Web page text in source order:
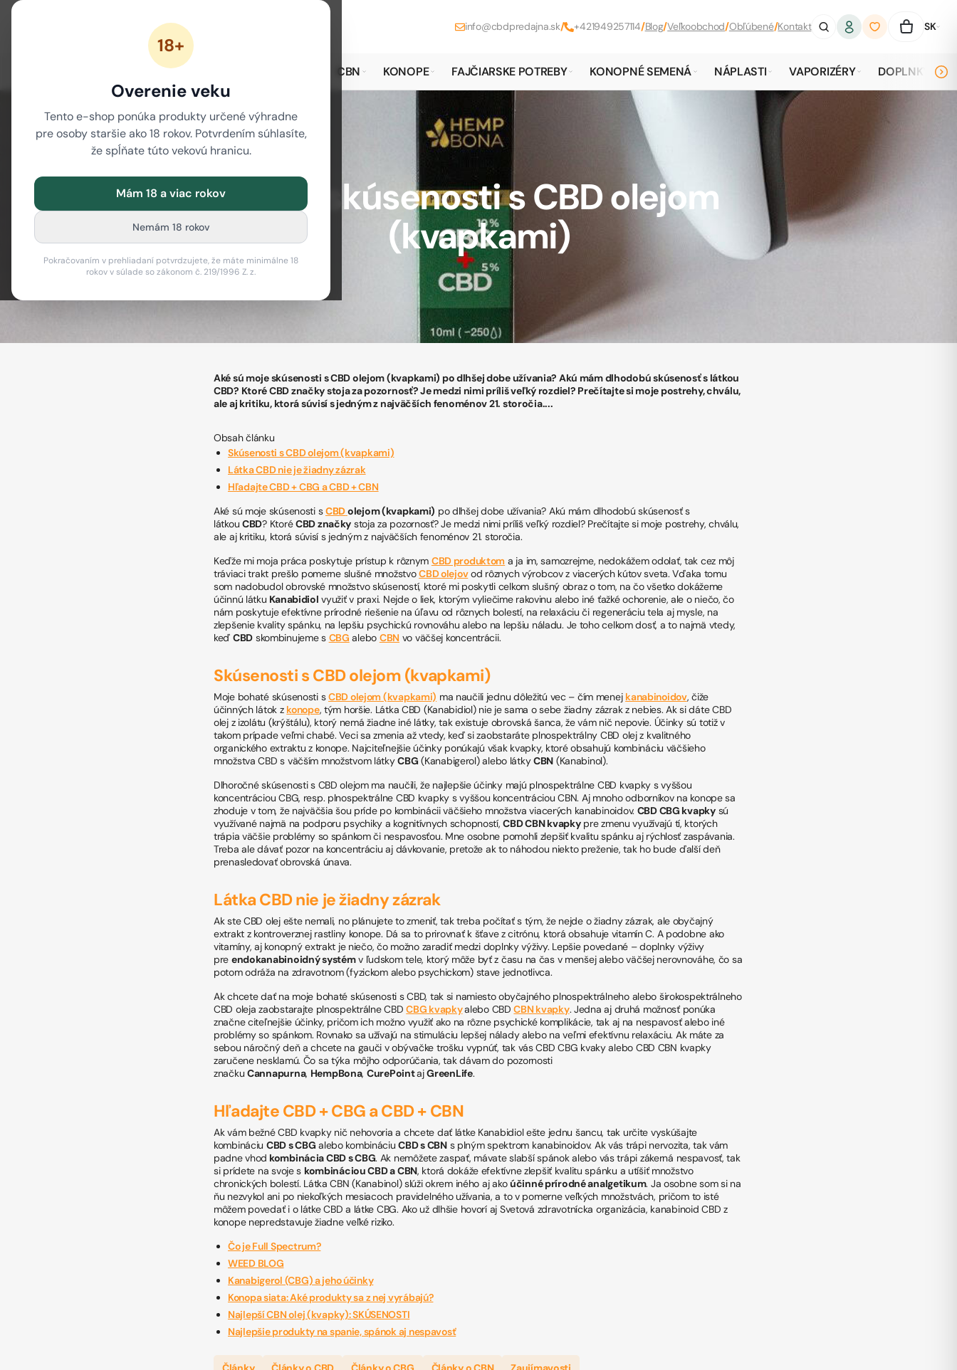
18+
Overenie veku
Tento e-shop ponúka produkty určené výhradne
pre osoby staršie ako 18 rokov. Potvrdením súhlasíte,
že spĺňate túto vekovú hranicu.
Mám 18 a viac rokov
Nemám 18 rokov
Pokračovaním v prehliadaní potvrdzujete, že máte minimálne 18
rokov v súlade so zákonom č. 219/1996 Z. z.
info@cbdpredajna.sk/ +421949257114/Blog/Veľkoobchod/Obľúbené/Kontakt SK
NOVÉ CANNABINOIDY CBN KONOPE FAJČIARSKE POTREBY KONOPNÉ SEMENÁ NÁPLASTI VAPORIZÉRY DOPLNKY
Moje skúsenosti s CBD olejom
(kvapkami)
Aké sú moje skúsenosti s CBD olejom (kvapkami) po dlhšej dobe užívania? Akú mám dlhodobú skúsenosť s látkou
CBD? Ktoré CBD značky stoja za pozornosť? Je medzi nimi príliš veľký rozdiel? Prečítajte si moje postrehy, chválu,
ale aj kritiku, ktorá súvisí s jedným z najväčších fenoménov 21. storočia....
Obsah článku
Skúsenosti s CBD olejom (kvapkami)
Látka CBD nie je žiadny zázrak
Hľadajte CBD + CBG a CBD + CBN
Aké sú moje skúsenosti sCBDolejom (kvapkami) po dlhšej dobe užívania? Akú mám dlhodobú skúsenosť s
látkouCBD? KtoréCBD značky stoja za pozornosť? Je medzi nimi príliš veľký rozdiel? Prečítajte si moje postrehy, chválu,
ale aj kritiku, ktorá súvisí s jedným z najväčších fenoménov 21. storočia.
Keďže mi moja práca poskytuje prístup k rôznym CBD produktom a ja im, samozrejme, nedokážem odolať, tak cez môj
tráviaci trakt prešlo pomerne slušné množstvoCBD olejovod rôznych výrobcov z viacerých kútov sveta. Vďaka tomu
som nadobudol obrovské množstvo skúseností, ktoré mi poskytli celkom slušný obraz o tom, na čo všetko dokážeme
účinnú látku Kanabidiol využiť v praxi. Nejde o liek, ktorým vyliečime rakovinu alebo iné ťažké ochorenie, ale o niečo, čo
nám poskytuje efektívne prírodné riešenie na úľavu od rôznych bolestí, na relaxáciu či regeneráciu tela aj mysle, na
zlepšenie kvality spánku, na lepšiu psychickú rovnováhu alebo na lepšiu náladu. Je toho celkom dosť, a to najmä vtedy,
keď CBD skombinujeme s CBG alebo CBN vo väčšej koncentrácii.
Skúsenosti s CBD olejom (kvapkami)
Moje bohaté skúsenosti sCBD olejom (kvapkami) ma naučili jednu dôležitú vec – čím menej kanabinoidov, čiže
účinných látok z konope, tým horšie. Látka CBD (Kanabidiol) nie je sama o sebe žiadny zázrak z nebies. Ak si dáte CBD
olej z izolátu (krýštálu), ktorý nemá žiadne iné látky, tak existuje obrovská šanca, že vám nič nepovie. Účinky sú totiž v
takom prípade veľmi chabé. Veci sa zmenia až vtedy, keď si zaobstaráte plnospektrálny CBD olej z kvalitného
organického extraktu z konope. Najciteľnejšie účinky ponúkajú však kvapky, ktoré obsahujú kombináciu väčšieho
množstva CBD s väčším množstvom látkyCBG (Kanabigerol) alebo látkyCBN (Kanabinol).
Dlhoročné skúsenosti s CBD olejom ma naučili, že najlepšie účinky majú plnospektrálne CBD kvapky s vyššou
koncentráciou CBG, resp. plnospektrálne CBD kvapky s vyššou koncentráciou CBN. Aj mnoho odborníkov na konope sa
zhoduje v tom, že najväčšia šou príde po kombinácii väčšieho množstva viacerých kanabinoidov. CBD CBG kvapkysú
využívané najmä na podporu psychiky a kognitívnych schopností,CBD CBN kvapkypre zmenu využívajú tí, ktorých
trápia väčšie problémy so spánkom či nespavosťou. Mne osobne pomohli zlepšiť kvalitu spánku aj rýchlosť zaspávania.
Treba ale dávať pozor na koncentráciu aj dávkovanie, pretože ak to náhodou niekto preženie, tak ho bude ďalší deň
prenasledovať obrovská únava.
Látka CBD nie je žiadny zázrak
Ak ste CBD olej ešte nemali, no plánujete to zmeniť, tak treba počítať s tým, že nejde o žiadny zázrak, ale obyčajný
extrakt z kontroverznej rastliny konope. Dá sa to prirovnať k šťave z citrónu, ktorá obsahuje vitamín C. A podobne ako
vitamíny, aj konopný extrakt je niečo, čo možno zaradiť medzi doplnky výživy. Lepšie povedané – doplnky výživy
pre endokanabinoidný systémv ľudskom tele, ktorý môže byť z času na čas v menšej alebo väčšej nerovnováhe, čo sa
potom odráža na zdravotnom (fyzickom alebo psychickom) stave jednotlivca.
Ak chcete dať na moje bohaté skúsenosti s CBD, tak si namiesto obyčajného plnospektrálneho alebo širokospektrálneho
CBD oleja zaobstarajte plnospektrálne CBDCBG kvapkyalebo CBDCBN kvapky. Jedna aj druhá možnosť ponúka
značne citeľnejšie účinky, pričom ich možno využiť ako na rôzne psychické komplikácie, tak aj na nespavosť alebo iné
problémy so spánkom. Rovnako sa užívajú na stimuláciu lepšej nálady alebo na veľmi efektívnu relaxáciu. Ak máte za
sebou náročný deň a chcete na gauči v obývačke trošku vypnúť, tak vás CBD CBG kvaky alebo CBD CBN kvapky
zaručene nesklamú. Čo sa týka môjho odporúčania, tak dávam do pozornosti
značkuCannapurna, HempBona, CurePointajGreenLife.
Hľadajte CBD + CBG a CBD + CBN
Ak vám bežné CBD kvapky nič nehovoria a chcete dať látke Kanabidiol ešte jednu šancu, tak určite vyskúšajte
kombináciu CBD s CBG alebo kombináciuCBD s CBNs plným spektrom kanabinoidov. Ak vás trápi nervozita, tak vám
padne vhod kombinácia CBD s CBG. Ak nemôžete zaspať, mávate slabší spánok alebo vás trápi zákerná nespavosť, tak
si prídete na svoje s kombináciou CBD a CBN, ktorá dokáže efektívne zlepšiť kvalitu spánku a utíšiť množstvo
chronických bolestí. Látka CBN (Kanabinol) slúži okrem iného aj akoúčinné prírodné analgetikum. Ja osobne som si na
ňu nezvykol ani po niekoľkých mesiacoch pravidelného užívania, a to v pomerne veľkých množstvách, pričom to isté
môžem povedať i o látke CBD a látke CBG. Ako už dlhšie hovorí aj Svetová zdravotnícka organizácia, kanabinoid CBD z
konope nepredstavuje žiadne veľké riziko.
Čo je Full Spectrum?
WEED BLOG
Kanabigerol (CBG) a jeho účinky
Konopa siata: Aké produkty sa z nej vyrábajú?
Najlepší CBN olej (kvapky): SKÚSENOSTI
Najlepšie produkty na spanie, spánok aj nespavosť